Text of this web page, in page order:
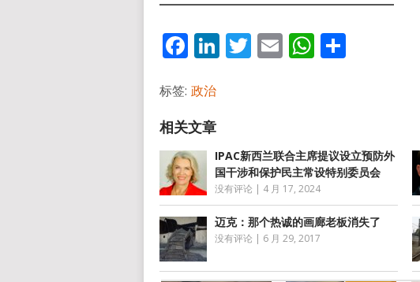
Facebook
LinkedIn
Twitter
EmailWhatsApp
标签: 政治
IPAC新西兰联合主席提议设立预防外
国干涉和保护民主常设特别委员会
没有评论 | 4 月 17, 2024
迈克：那个热诚的画廊老板消失了
没有评论 | 6 月 29, 2017